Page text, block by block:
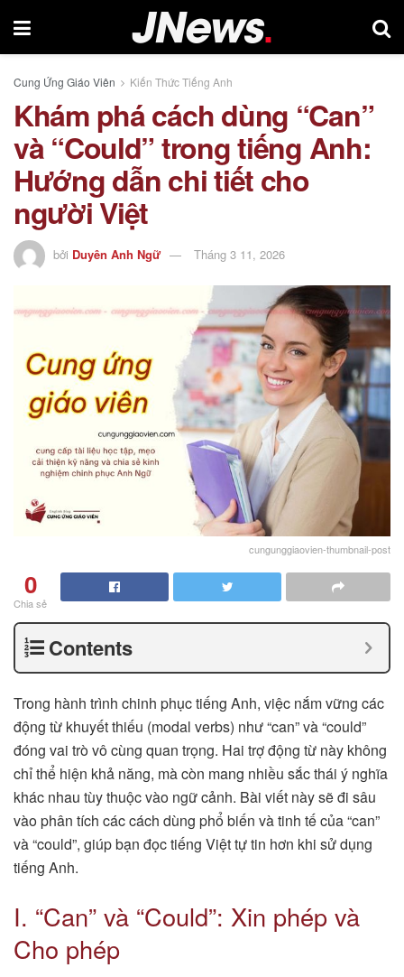
Cung Ứng Giáo Viên Kiến Thức Tiếng Anh
Khám phá cách dùng “Can”
và “Could” trong tiếng Anh:
Hướng dẫn chi tiết cho
người Việt
bởi Duyên Anh Ngữ Tháng 3 11, 2026
cungunggiaovien-thumbnail-post
0
Chia sẻ
Contents
Trong hành trình chinh phục tiếng Anh, việc nắm vững các
động từ khuyết thiếu (modal verbs) như “can” và “could”
đóng vai trò vô cùng quan trọng. Hai trợ động từ này không
chỉ thể hiện khả năng, mà còn mang nhiều sắc thái ý nghĩa
khác nhau tùy thuộc vào ngữ cảnh. Bài viết này sẽ đi sâu
vào phân tích các cách dùng phổ biến và tinh tế của “can”
và “could”, giúp bạn đọc tiếng Việt tự tin hơn khi sử dụng
tiếng Anh.
I. “Can” và “Could”: Xin phép và
Cho phép